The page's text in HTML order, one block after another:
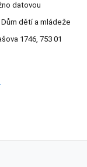
datovou
dětí a mládeže
1746, 753 01